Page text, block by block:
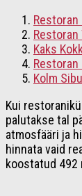
Restoran
Kaks
Restoran
Kolm
Kui
palutakse tal
atmosfääri ja
hinnata vaid
koostatud